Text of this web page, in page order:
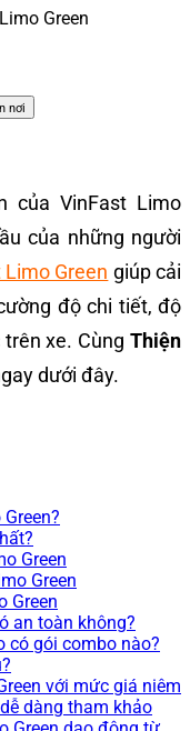
Green
nơi
của VinFast Limo
của những người
Green giúp cải
độ chi tiết, độ
xe. Cùng Thiện
dưới đây.
Green
Green
Green
an toàn không?
có gói combo nào?
với mức giá niêm
dàng tham khảo